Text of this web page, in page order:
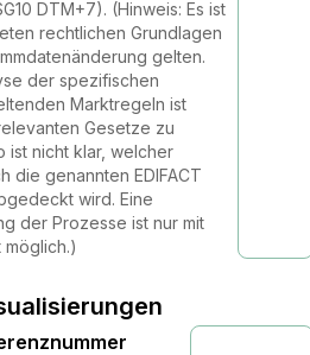
DTM+7). (Hinweis: Es ist
rechtlichen Grundlagen
gelten.
der spezifischen
Marktregeln ist
Gesetze zu
ist nicht klar, welcher
die genannten EDIFACT
wird. Eine
der Prozesse ist nur mit
möglich.)